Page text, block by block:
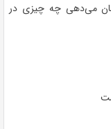
می‌دهی چه چیزی در